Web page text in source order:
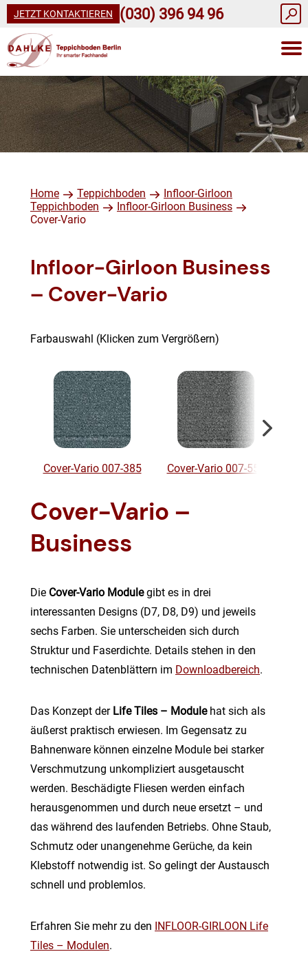
JETZT KONTAKTIEREN (030) 396 94 96
Home Teppichboden
Infloor-Girloon
Teppichboden
Infloor-Girloon Business
Cover-Vario
Infloor-Girloon Business
– Cover-Vario
Farbauswahl (Klicken zum Vergrößern)
Cover-Vario 007-385 Cover-Vario 007-555
Cover-Vario –
Business
Die Cover-Vario Modulegibt es in drei
interessanten Designs (D7, D8, D9) und jeweils
sechs Farben. Sie unterscheiden sich durch
Struktur und Faserdichte. Details stehen in den
technischen Datenblättern im Downloadbereich.
Das Konzept der Life Tiles – Modulehat sich als
äußerst praktisch erwiesen. Im Gegensatz zu
Bahnenware können einzelne Module bei starker
Verschmutzung unkompliziert ausgetauscht
werden. Beschädigte Fliesen werden einfach
herausgenommen und durch neue ersetzt – und
das während des laufenden Betriebs. Ohne Staub,
Schmutz oder unangenehme Gerüche, da kein
Klebstoff notwendig ist. So gelingt der Austausch
schnell und problemlos.
Erfahren Sie mehr zu den INFLOOR-GIRLOON Life
Tiles – Modulen.